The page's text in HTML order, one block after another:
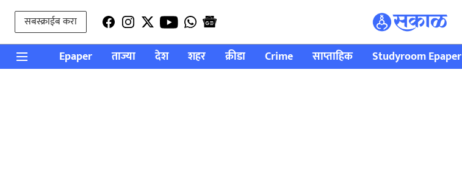
सबस्क्राईब करा
Epaper ताज्या देश शहर क्रीडा Crime साप्ताहिक Studyroom Epaper